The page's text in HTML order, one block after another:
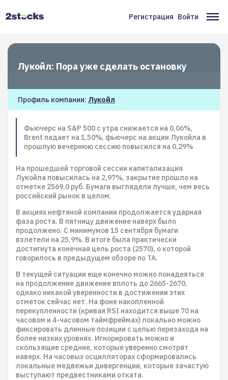
Меню
учётной
пользователя
Регистрация Войти
Лукойл: Пора уже сделать остановку
Профиль компании: Лукойл
Фьючерс на S&P 500 с утра снижается на 0,06%,
Brent падает на 1,50%, фьючерс на акции Лукойла в
прошлую вечернюю сессию повысился на 0,29%
На прошедшей торговой сессии капитализация
Лукойла повысилась на 2,97%, закрытие прошло на
отметке 2569,0 руб. Бумаги выглядели лучше, чем весь
российский рынок в целом.
В акциях нефтяной компании продолжается ударная
фаза роста. В пятницу движение наверх было
продолжено. С минимумов 15 сентября бумаги
взлетели на 25,9%. В итоге была практически
достигнута конечная цель роста (2570), о которой
говорилось в предыдущем обзоре по ТА.
В текущей ситуации еще конечно можно понадеяться
на продолжение движение вплоть до 2665-2670,
однако никакой уверенности в достижении этих
отметок сейчас нет. На фоне накопленной
перекупленности (кривая RSI находится выше 70 на
часовом и 4-часовом таймфреймах) локально можно
фиксировать длинные позиции с целью перезахода на
более низких уровнях. Игнорировать можно и
скользящие средние, которые уверенно смотрят
наверх. На часовых осцилляторах сформировались
локальные медвежьи дивергенции, которые зачастую
выступают предвестниками отката.